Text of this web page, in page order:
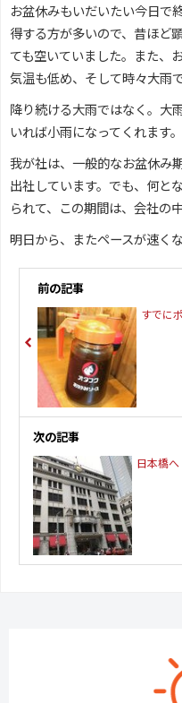
お盆休みもいだいたい今日で
得する方が多いので、昔ほど
ても空いていました。また、
気温も低め、そして時々大雨で
降り続ける大雨ではなく。大
いれば小雨になってくれます。
我が社は、一般的なお盆休み
出社しています。でも、何と
られて、この期間は、会社の
明日から、またペースが速く
前の記事
すでに
次の記事
日本橋へ